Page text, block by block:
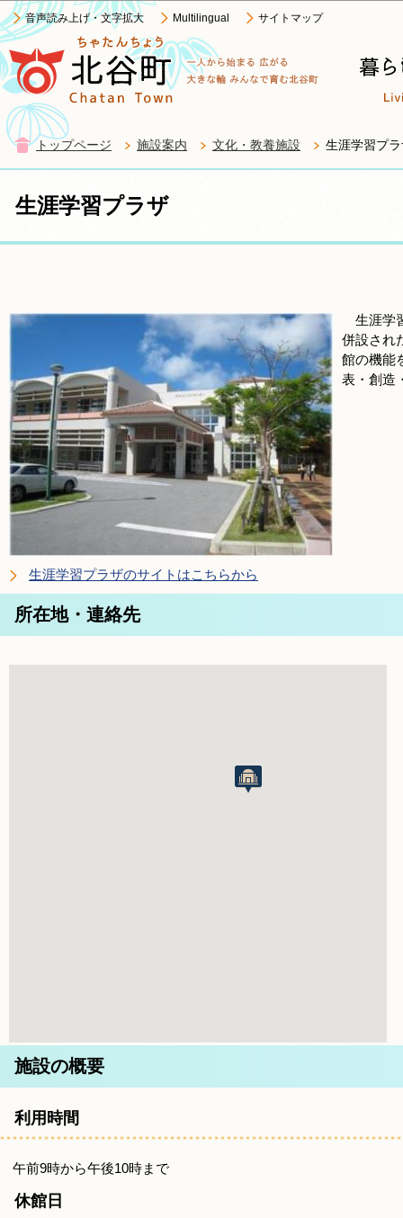
このページの本文へ移動
音声読み上げ・文字拡大 Multilingual サイトマップ
トップページ 施設案内 文化・教養施設 生涯学習プ
生涯学習プラザ
生涯学
併設され
館の機能
表・創造
生涯学習プラザのサイトはこちらから
所在地・連絡先
施設の概要
利用時間
午前9時から午後10時まで
休館日